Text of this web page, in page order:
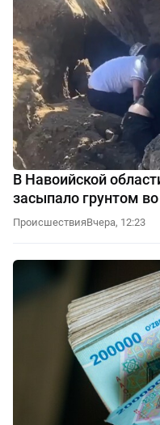
В Навоийской
засыпало грунтом
ПроисшествияВчера, 12:23